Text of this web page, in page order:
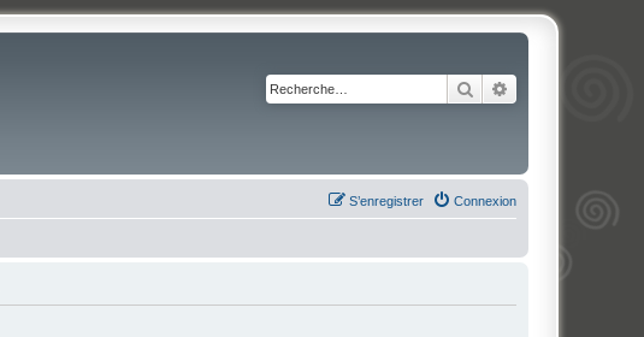
Rechercher
Connexion
S’enregistrer